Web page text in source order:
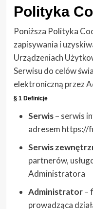
Polityka
Poniższa Polityka
zapisywania i
Urządzeniach
Serwisu do celów
elektroniczną przez
§ 1 Definicje
Serwis– serwis
adresem https://
Serwis
partnerów,
Administratora
Administrator–
prowadząca